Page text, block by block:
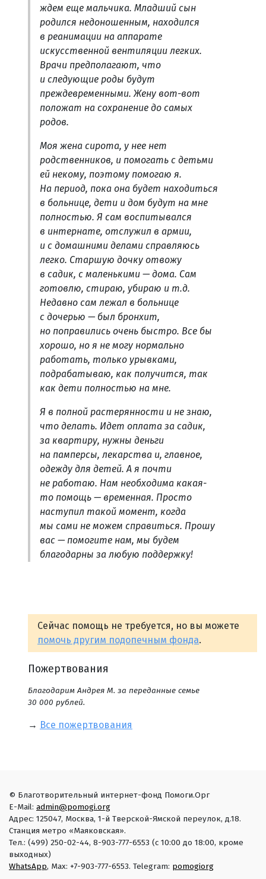
ждем еще мальчика. Младший сын
родился недоношенным, находился
в реанимации на аппарате
искусственной вентиляции легких.
Врачи предполагают, что
и следующие роды будут
преждевременными. Жену вот-вот
положат на сохранение до самых
родов.
Моя жена сирота, у нее нет
родственников, и помогать с детьми
ей некому, поэтому помогаю я.
На период, пока она будет находиться
в больнице, дети и дом будут на мне
полностью. Я сам воспитывался
в интернате, отслужил в армии,
и с домашними делами справляюсь
легко. Старшую дочку отвожу
в садик, с маленькими — дома. Сам
готовлю, стираю, убираю и т.д.
Недавно сам лежал в больнице
с дочерью — был бронхит,
но поправились очень быстро. Все бы
хорошо, но я не могу нормально
работать, только урывками,
подрабатываю, как получится, так
как дети полностью на мне.
Я в полной растерянности и не знаю,
что делать. Идет оплата за садик,
за квартиру, нужны деньги
на памперсы, лекарства и, главное,
одежду для детей. А я почти
не работаю. Нам необходима какая-
то помощь — временная. Просто
наступил такой момент, когда
мы сами не можем справиться. Прошу
вас — помогите нам, мы будем
благодарны за любую поддержку!
Сейчас помощь не требуется, но вы можете
помочь другим подопечным фонда.
Пожертвования
Благодарим Андрея М. за переданные семье
30 000 рублей.
→ Все пожертвования
© Благотворительный интернет-фонд Помоги.Орг
E-Mail: admin@pomogi.org
Адрес: 125047, Москва, 1-й Тверской-Ямской переулок, д.18.
Станция метро «Маяковская».
Тел.: (499) 250-02-44, 8-903-777-6553 (с 10:00 до 18:00, кроме
выходных)
WhatsApp, Max: +7-903-777-6553. Telegram: pomogiorg